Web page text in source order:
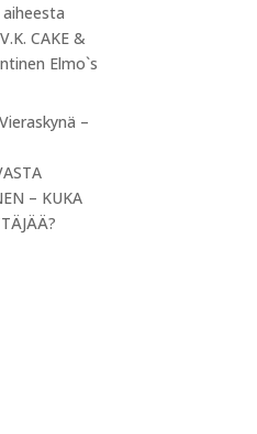
aiheesta
CAKE &
Elmo`s
Vieraskynä –
– KUKA